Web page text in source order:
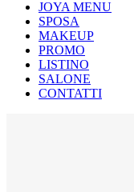
JOYA MENU
SPOSA
MAKEUP
PROMO
LISTINO
SALONE
CONTATTI